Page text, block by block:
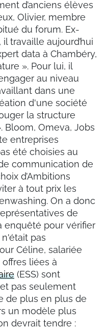
d’anciens élèves
Olivier, membre
du forum. Ex-
travaille aujourd’hui
data à Chambéry,
». Pour lui, il
au niveau
dans une
d'une société
la structure
Bloom, Omeva, Jobs
entreprises
été choisies au
communication de
d’Ambitions
à tout prix les
On a donc
de
enquêté pour vérifier
pas
Céline, salariée
liées à
(ESS) sont
pas seulement
de plus en plus de
un modèle plus
devrait tendre :